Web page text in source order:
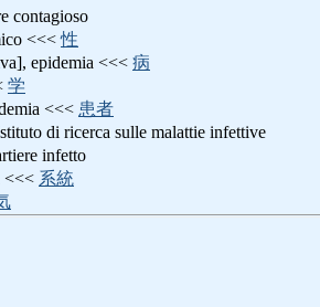
contagioso
<<<性
epidemia <<< 病
学
<<< 患者
di ricerca sulle malattie infettive
infetto
<<< 系統